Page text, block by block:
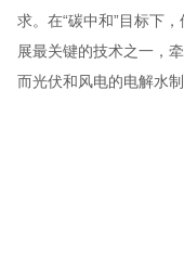
求。在“碳中和”目标下
展最关键的技术之一，
而光伏和风电的电解水